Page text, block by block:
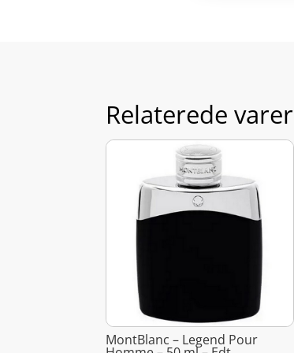
Relaterede varer
MontBlanc – Legend Pour